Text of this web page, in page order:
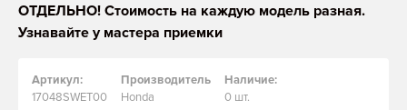
ОТДЕЛЬНО! Стоимость на каждую модель разная.
Узнавайте у мастера приемки
Артикул:
17048SWET00
Производитель
Honda
Наличие:
0 шт.